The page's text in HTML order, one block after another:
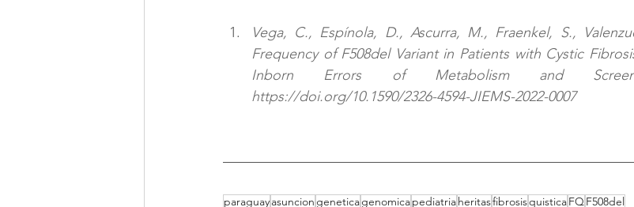
Vega, C., Espínola, D., Ascurra, M., Fraenkel, S.,
Frequency of F508del Variant in Patients with Cystic
https://doi.org/10.1590/2326-4594-JIEMS-2022-0007
paraguayasuncion geneticagenomicapediatriaheritasfibrosisquisticaFQF508del